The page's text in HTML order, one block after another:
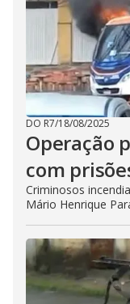
DO R7/18/08/2025
Operação
com
Criminosos
Mário Henrique